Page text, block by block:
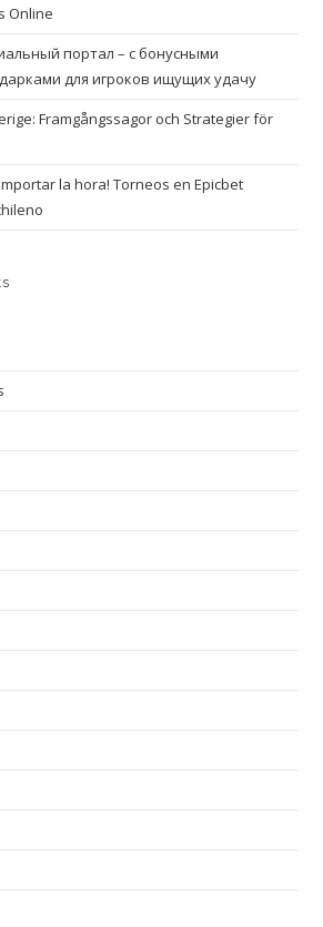
Online
портал – с бонусными
для игроков ищущих удачу
Framgångssagor och Strategier för
la hora! Torneos en Epicbet